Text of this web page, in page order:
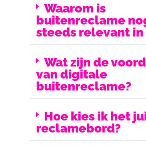
Waarom is
buitenreclame
steeds relevant in
Wat zijn de
van digitale
buitenreclame?
Hoe kies ik het
reclamebord?